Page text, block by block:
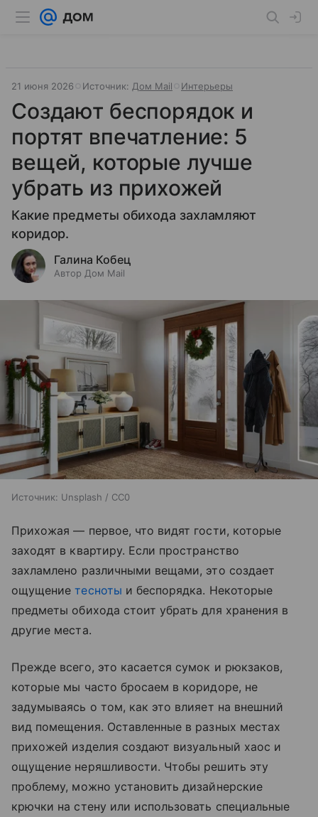
21 июня 2026 Источник: Дом Mail Интерьеры
Создают беспорядок и
портят впечатление: 5
вещей, которые лучше
убрать из прихожей
Какие предметы обихода захламляют
коридор.
Галина Кобец
Автор Дом Mail
Источник: Unsplash / CC0
Прихожая — первое, что видят гости, которые
заходят в квартиру. Если пространство
захламлено различными вещами, это создает
ощущениетесноты и беспорядка. Некоторые
предметы обихода стоит убрать для хранения в
другие места.
Прежде всего, это касается сумок и рюкзаков,
которые мы часто бросаем в коридоре, не
задумываясь о том, как это влияет на внешний
вид помещения. Оставленные в разных местах
прихожей изделия создают визуальный хаос и
ощущение неряшливости. Чтобы решить эту
проблему, можно установить дизайнерские
крючки на стену или использовать специальные